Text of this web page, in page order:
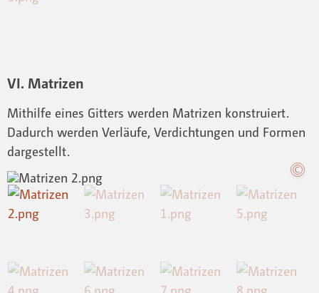
VI. Matrizen
Mithilfe eines Gitters werden Matrizen konstruiert.
Dadurch werden Verläufe, Verdichtungen und Formen
dargestellt.